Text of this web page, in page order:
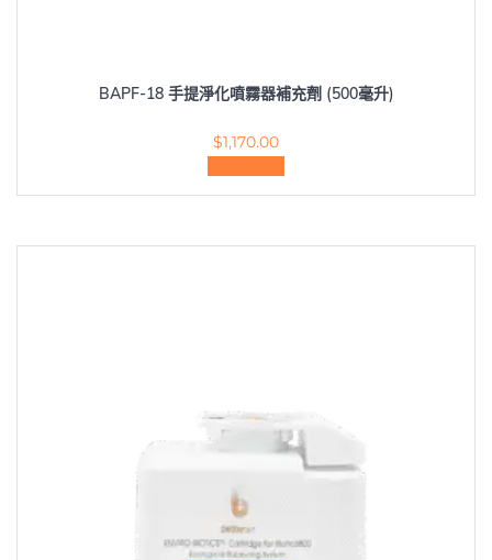
BAPF-18 手提淨化噴霧器補充劑 (500毫升)
$1,170.00